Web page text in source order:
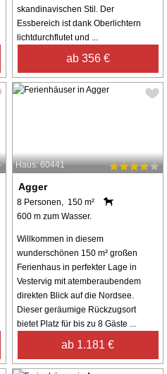
skandinavischen Stil. Der
Essbereich ist dank Oberlichtern
lichtdurchflutet und ...
ab 356 €
Haus: 60441
Agger
8 Personen, 150 m²
600 m zum Wasser.
Willkommen in diesem
wunderschönen 150 m² großen
Ferienhaus in perfekter Lage in
Vestervig mit atemberaubendem
direkten Blick auf die Nordsee.
Dieser geräumige Rückzugsort
bietet Platz für bis zu 8 Gäste ...
ab 1.181 €